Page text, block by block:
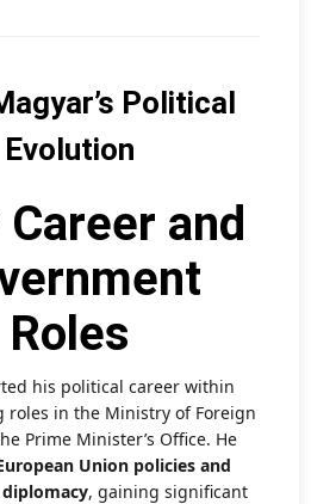
Political
Evolution
Career and
Roles
his political career within
roles in the Ministry of Foreign
Prime Minister’s Office. He
Union policies and
, gaining significant